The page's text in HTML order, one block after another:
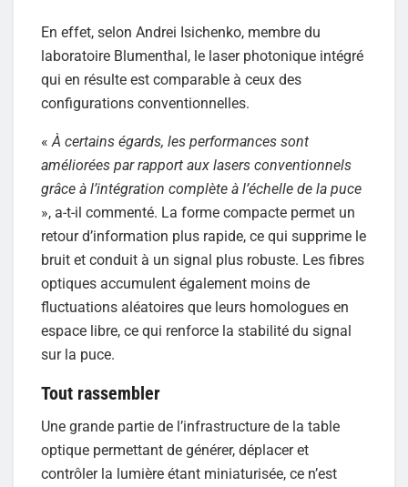
En effet, selon Andrei Isichenko, membre du
laboratoire Blumenthal, le laser photonique intégré
qui en résulte est comparable à ceux des
configurations conventionnelles.
« À certains égards, les performances sont
améliorées par rapport aux lasers conventionnels
grâce à l’intégration complète à l’échelle de la puce
», a-t-il commenté. La forme compacte permet un
retour d’information plus rapide, ce qui supprime le
bruit et conduit à un signal plus robuste. Les fibres
optiques accumulent également moins de
fluctuations aléatoires que leurs homologues en
espace libre, ce qui renforce la stabilité du signal
sur la puce.
Tout rassembler
Une grande partie de l’infrastructure de la table
optique permettant de générer, déplacer et
contrôler la lumière étant miniaturisée, ce n’est